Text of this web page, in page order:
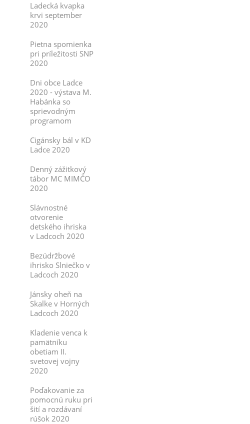
Ladecká kvapka
krvi september
2020
Pietna spomienka
pri príležitosti SNP
2020
Dni obce Ladce
2020 - výstava M.
Habánka so
sprievodným
programom
Cigánsky bál v KD
Ladce 2020
Denný zážitkový
tábor MC MIMČO
2020
Slávnostné
otvorenie
detského ihriska
v Ladcoch 2020
Bezúdržbové
ihrisko Slniečko v
Ladcoch 2020
Jánsky oheň na
Skalke v Horných
Ladcoch 2020
Kladenie venca k
pamätníku
obetiam II.
svetovej vojny
2020
Poďakovanie za
pomocnú ruku pri
šití a rozdávaní
rúšok 2020